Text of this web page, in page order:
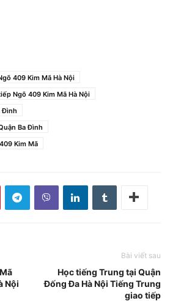
409 Kim Mã Hà Nội
Ngõ 409 Kim Mã Hà Nội
Đình
Ba Đình
Kim Mã
Nội
Bài viết sau
Học tiếng Trung tại Quận
Đống Đa Hà Nội Tiếng Trung
giao tiếp